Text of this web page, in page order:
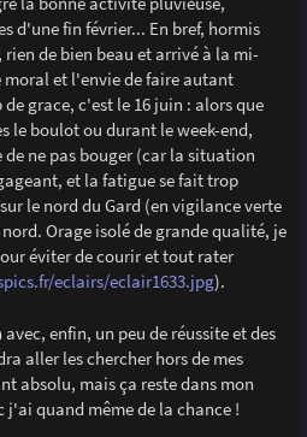
d'une fin février... En bref, hormis
de bien beau et arrivé à la mi-
et l'envie de faire autant
grace, c'est le 16 juin : alors que
le boulot ou durant le week-end,
de ne pas bouger (car la situation
et la fatigue se fait trop
le nord du Gard (en vigilance verte
Orage isolé de grande qualité, je
éviter de courir et tout rater
eclairs/eclair1633.jpg).
enfin, un peu de réussite et des
aller les chercher hors de mes
absolu, mais ça reste dans mon
quand même de la chance !